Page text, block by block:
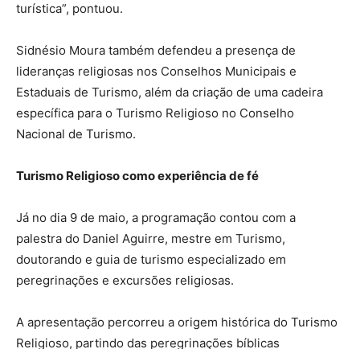
turística”, pontuou.
Sidnésio Moura também defendeu a presença de
lideranças religiosas nos Conselhos Municipais e
Estaduais de Turismo, além da criação de uma cadeira
específica para o Turismo Religioso no Conselho
Nacional de Turismo.
Turismo Religioso como experiência de fé
Já no dia 9 de maio, a programação contou com a
palestra do Daniel Aguirre, mestre em Turismo,
doutorando e guia de turismo especializado em
peregrinações e excursões religiosas.
A apresentação percorreu a origem histórica do Turismo
Religioso, partindo das peregrinações bíblicas